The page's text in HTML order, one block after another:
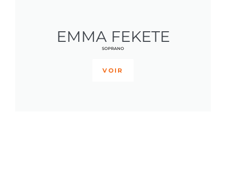
EMMA FEKETE
SOPRANO
VOIR